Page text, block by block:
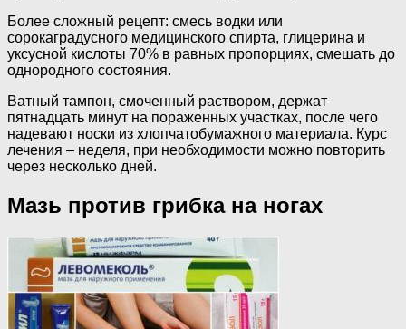
Более сложный рецепт: смесь водки или
сорокаградусного медицинского спирта, глицерина и
уксусной кислоты 70% в равных пропорциях, смешать до
однородного состояния.
Ватный тампон, смоченный раствором, держат
пятнадцать минут на пораженных участках, после чего
надевают носки из хлопчатобумажного материала. Курс
лечения – неделя, при необходимости можно повторить
через несколько дней.
Мазь против грибка на ногах